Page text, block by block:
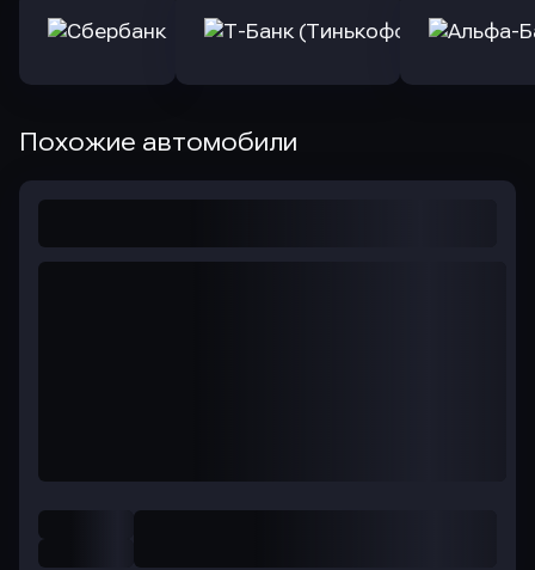
Похожие автомобили